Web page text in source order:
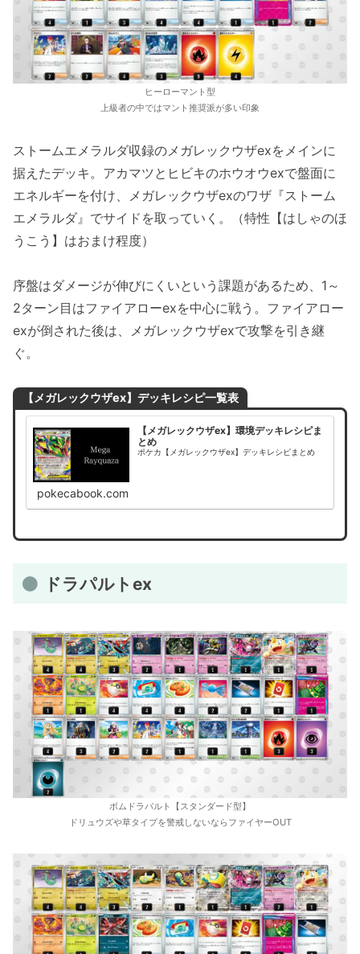
ヒーローマント型
上級者の中ではマント推奨派が多い印象
ストームエメラルダ収録のメガレックウザexをメインに
据えたデッキ。アカマツとヒビキのホウオウexで盤面に
エネルギーを付け、メガレックウザexのワザ『ストーム
エメラルダ』でサイドを取っていく。（特性【はしゃのほ
うこう】はおまけ程度）
序盤はダメージが伸びにくいという課題があるため、1～
2ターン目はファイアローexを中心に戦う。ファイアロー
exが倒された後は、メガレックウザexで攻撃を引き継
ぐ。
【メガレックウザex】デッキレシピ一覧表
【メガレックウザex】環境デッキレシピま
とめ
ポケカ【メガレックウザex】デッキレシピまとめ
pokecabook.com
ドラパルトex
ボムドラパルト【スタンダード型】
ドリュウズや草タイプを警戒しないならファイヤーOUT